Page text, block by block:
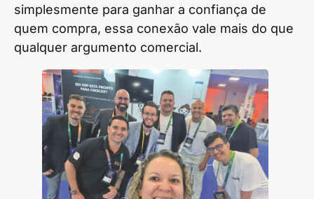
simplesmente para ganhar a confiança de
quem compra, essa conexão vale mais do que
qualquer argumento comercial.